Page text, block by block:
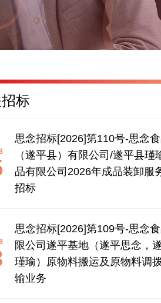
标
思念招标[2026]第110号-思念
（遂平县）有限公司/遂平县瑾
品有限公司2026年成品装卸服
招标
思念招标[2026]第109号-思念
限公司遂平基地（遂平思念，
瑾瑜）原物料搬运及原物料调
输业务